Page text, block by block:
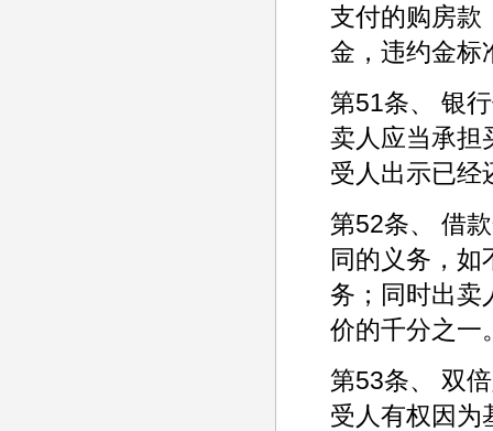
支付的购房款
金，违约金标
第51条、 银
卖人应当承担
受人出示已经
第52条、 借
同的义务，如
务；同时出卖
价的千分之一
第53条、 双
受人有权因为